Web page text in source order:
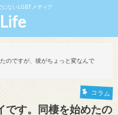
にないLGBTメディア
のですが、彼がちょっと変なんで
コラム
です。同棲を始めたの